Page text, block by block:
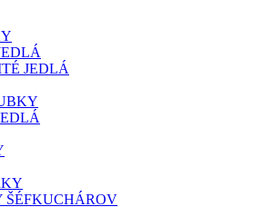
JEDLÁ
ŠÉFKUCHÁROV